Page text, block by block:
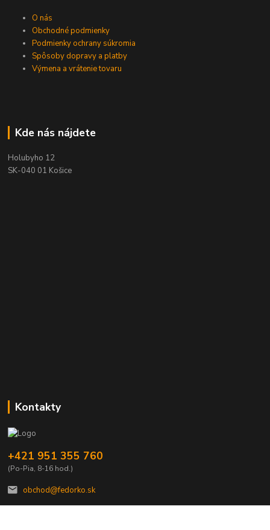
O nás
Obchodné podmienky
Podmienky ochrany súkromia
Spôsoby dopravy a platby
Výmena a vrátenie tovaru
Kde nás nájdete
Holubyho 12
SK-040 01 Košice
Kontakty
+421 951 355 760
(Po-Pia, 8-16 hod.)
obchod@fedorko.sk